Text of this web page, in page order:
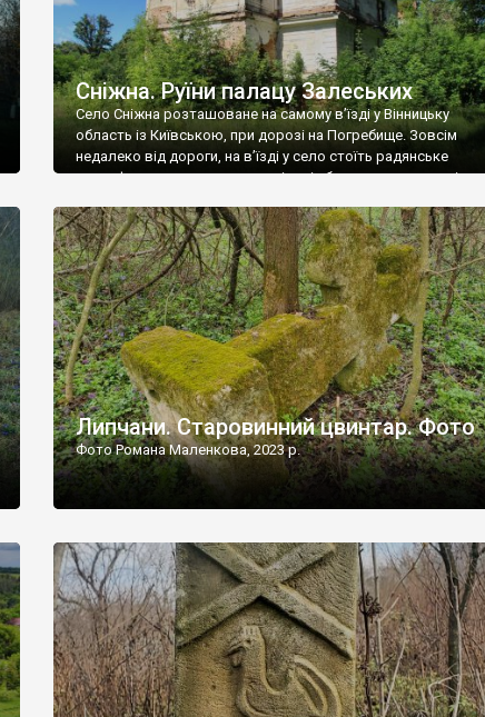
Сніжна. Руїни палацу Залеських
Село Сніжна розташоване на самому в’їзді у Вінницьку
область із Київською, при дорозі на Погребище. Зовсім
недалеко від дороги, на в’їзді у село стоїть радянське
рельєфне пано, яке показує жінку і яблуню, а трохи далі,
дороги їх не видно, але видно дві стареньких колії у траві –
[…]
Липчани. Старовинний цвинтар. Фото
Фото Романа Маленкова, 2023 р.